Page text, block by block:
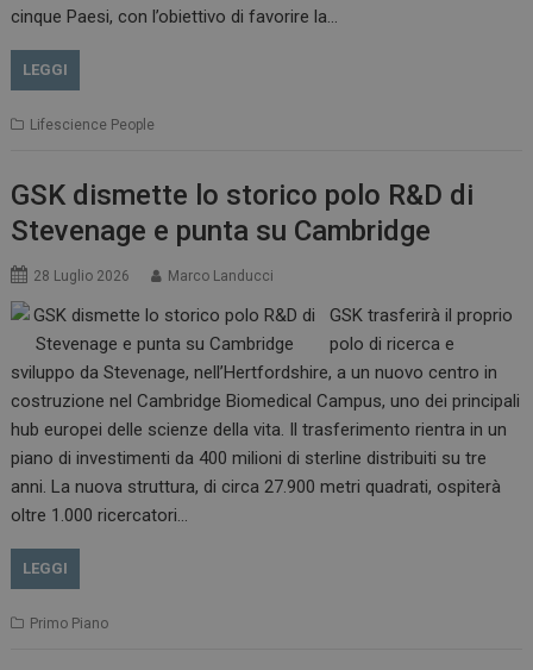
cinque Paesi, con l’obiettivo di favorire la…
LEGGI
Lifescience People
GSK dismette lo storico polo R&D di
Stevenage e punta su Cambridge
28 Luglio 2026 Marco Landucci
GSK trasferirà il proprio
polo di ricerca e
sviluppo da Stevenage, nell’Hertfordshire, a un nuovo centro in
costruzione nel Cambridge Biomedical Campus, uno dei principali
hub europei delle scienze della vita. Il trasferimento rientra in un
piano di investimenti da 400 milioni di sterline distribuiti su tre
anni. La nuova struttura, di circa 27.900 metri quadrati, ospiterà
oltre 1.000 ricercatori…
LEGGI
Primo Piano